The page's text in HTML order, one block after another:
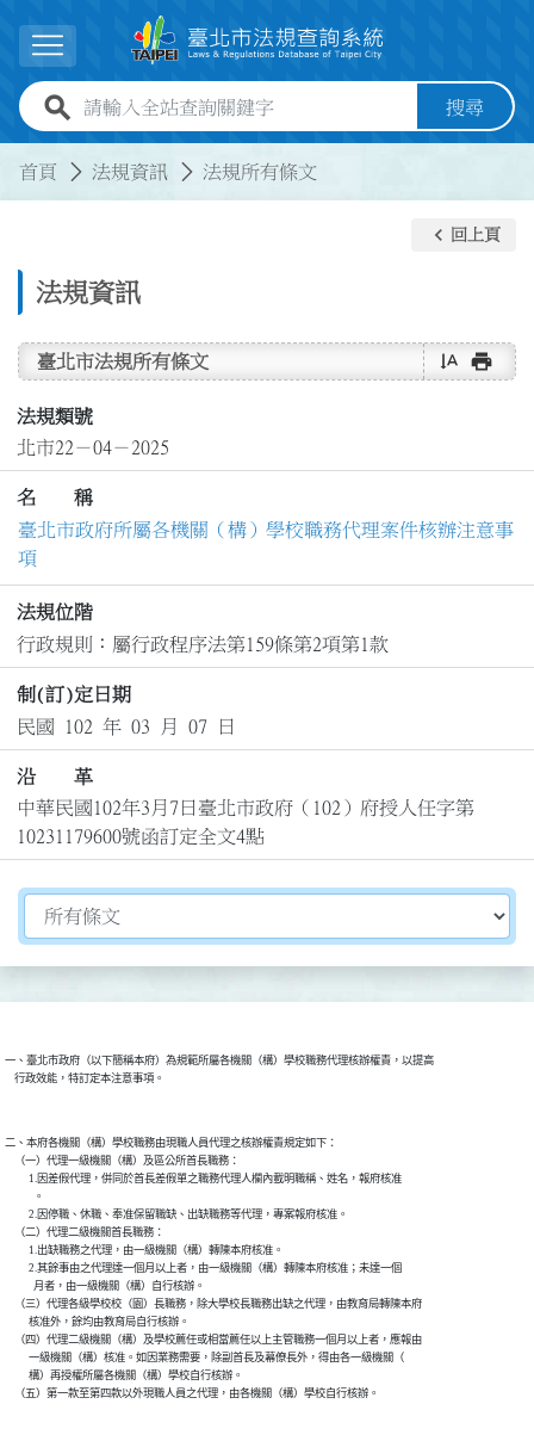
展開選單
全站查詢關鍵字欄位 搜尋
首頁 法規資訊 法規所有條文
法規資訊
keyboard_arrow_left 回上頁
臺北市法規所有條文 text_rotate_vertical print
法規類號
北市22－04－2025
名 稱
臺北市政府所屬各機關（構）學校職務代理案件核辦注意事
項
法規位階
行政規則：屬行政程序法第159條第2項第1款
制(訂)定日期
民國 102 年 03 月 07 日
沿 革
中華民國102年3月7日臺北市政府（102）府授人任字第
10231179600號函訂定全文4點
切換選擇法規資訊內容
一、臺北市政府（以下簡稱本府）為規範所屬各機關（構）學校職務代理核辦權責，以提高
二、本府各機關（構）學校職務由現職人員代理之核辦權責規定如下：
    （一）代理一級機關（構）及區公所首長職務：
          1.因差假代理，併同於首長差假單之職務代理人欄內載明職稱、姓名，報府核准
            。
          2.因停職、休職、奉准保留職缺、出缺職務等代理，專案報府核准。
    （二）代理二級機關首長職務：
          1.出缺職務之代理，由一級機關（構）轉陳本府核准。
          2.其餘事由之代理達一個月以上者，由一級機關（構）轉陳本府核准；未達一個
            月者，由一級機關（構）自行核辦。
    （三）代理各級學校校（園）長職務，除大學校長職務出缺之代理，由教育局轉陳本府
          核准外，餘均由教育局自行核辦。
    （四）代理二級機關（構）及學校薦任或相當薦任以上主管職務一個月以上者，應報由
          一級機關（構）核准。如因業務需要，除副首長及幕僚長外，得由各一級機關（
          構）再授權所屬各機關（構）學校自行核辦。